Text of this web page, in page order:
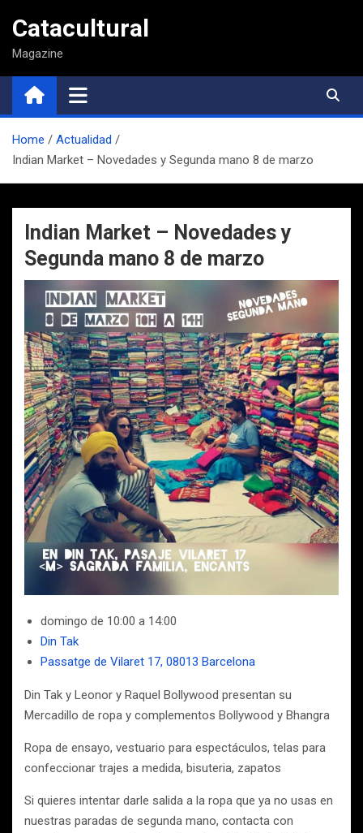
contenido
Catacultural
Magazine
Home
Actualidad
Indian Market – Novedades y Segunda mano 8 de marzo
Indian Market – Novedades y
Segunda mano 8 de marzo
domingo de 10:00 a 14:00
Din Tak
Passatge de Vilaret 17, 08013 Barcelona
Din Tak y Leonor y Raquel Bollywood presentan su
Mercadillo de ropa y complementos Bollywood y Bhangra
Ropa de ensayo, vestuario para espectáculos, telas para
confeccionar trajes a medida, bisuteria, zapatos
Si quieres intentar darle salida a la ropa que ya no usas en
nuestras paradas de segunda mano, contacta con